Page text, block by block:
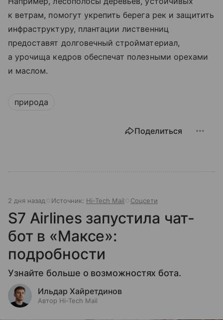
к ветрам, помогут укрепить берега рек и защитить
инфраструктуру, плантации лиственниц
предоставят долговечный стройматериал,
а урочища кедров обеспечат полезными орехами
и маслом.
природа
Поделиться
2 дня назад Источник: Hi-Tech Mail Соцсети
S7 Airlines запустила чат-
бот в «Максе»:
подробности
Узнайте больше о возможностях бота.
Ильдар Хайретдинов
Автор Hi-Tech Mail